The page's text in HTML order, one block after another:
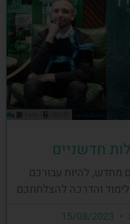
חדשניים
מחדש, להיות עבורכם
לימוד והדרכה להצלחתכם